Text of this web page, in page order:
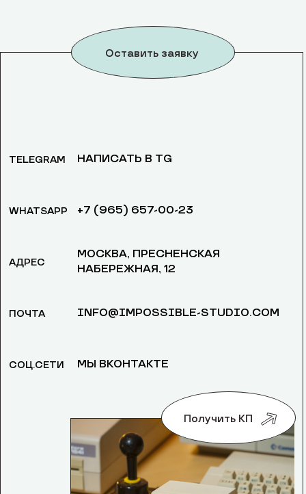
Оставить заявку
TELEGRAM
WHATSAPP
АДРЕС
ПОЧТА
СОЦ.СЕТИ
НАПИСАТЬ В TG
+7 (965) 657-00-23
МОСКВА, ​ПРЕСНЕНСКАЯ
НАБЕРЕЖНАЯ, 12
INFO@IMPOSSIBLE-STUDIO.COM
МЫ ВКОНТАКТЕ
Получить КП